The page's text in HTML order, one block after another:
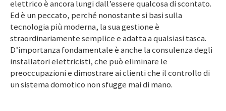
elettrico è ancora lungi dall’essere qualcosa di scontato.
Ed è un peccato, perché nonostante si basi sulla
tecnologia più moderna, la sua gestione è
straordinariamente semplice e adatta a qualsiasi tasca.
D’importanza fondamentale è anche la consulenza degli
installatori elettricisti, che può eliminare le
preoccupazioni e dimostrare ai clienti che il controllo di
un sistema domotico non sfugge mai di mano.